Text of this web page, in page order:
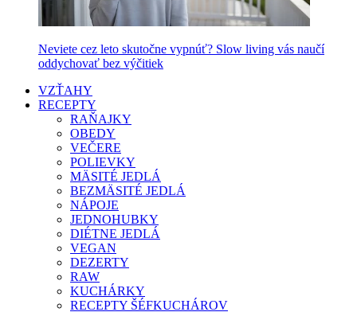
Neviete cez leto skutočne vypnúť? Slow living vás naučí
oddychovať bez výčitiek
VZŤAHY
RECEPTY
RAŇAJKY
OBEDY
VEČERE
POLIEVKY
MÄSITÉ JEDLÁ
BEZMÄSITÉ JEDLÁ
NÁPOJE
JEDNOHUBKY
DIÉTNE JEDLÁ
VEGAN
DEZERTY
RAW
KUCHÁRKY
RECEPTY ŠÉFKUCHÁROV